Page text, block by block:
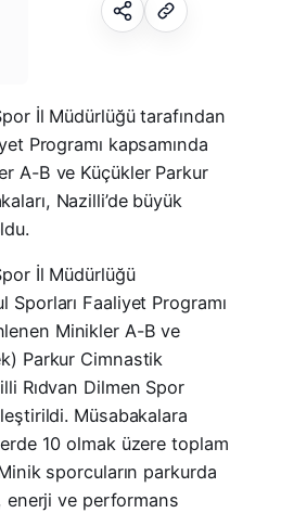
İl Müdürlüğü tarafından
Programı kapsamında
A-B ve Küçükler Parkur
Nazilli’de büyük
İl Müdürlüğü
Sporları Faaliyet Programı
Minikler A-B ve
Parkur Cimnastik
Rıdvan Dilmen Spor
Müsabakalara
10 olmak üzere toplam
sporcuların parkurda
enerji ve performans